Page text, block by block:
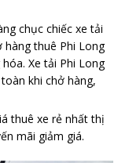
chục chiếc xe tải
hàng thuê Phi Long
Xe tải Phi Long
khi chở hàng,
thuê xe rẻ nhất thị
mãi giảm giá.